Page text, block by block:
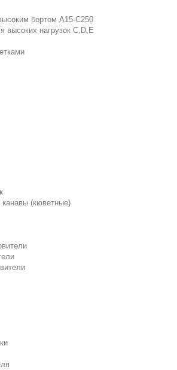
бортом А15-C250
высоких нагрузок C,D,E
канавы (кюветные)